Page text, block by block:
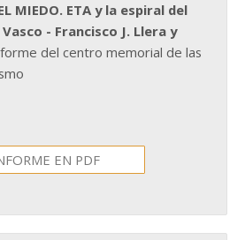
MIEDO. ETA y la espiral del
- Francisco J. Llera y
del centro memorial de las
EN PDF